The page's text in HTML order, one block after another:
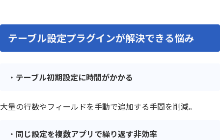
テーブル設定プラグインが解決できる悩み
テーブル初期設定に時間がかかる
大量の行数やフィールドを手動で追加する手間を削減。
同じ設定を複数アプリで繰り返す非効率